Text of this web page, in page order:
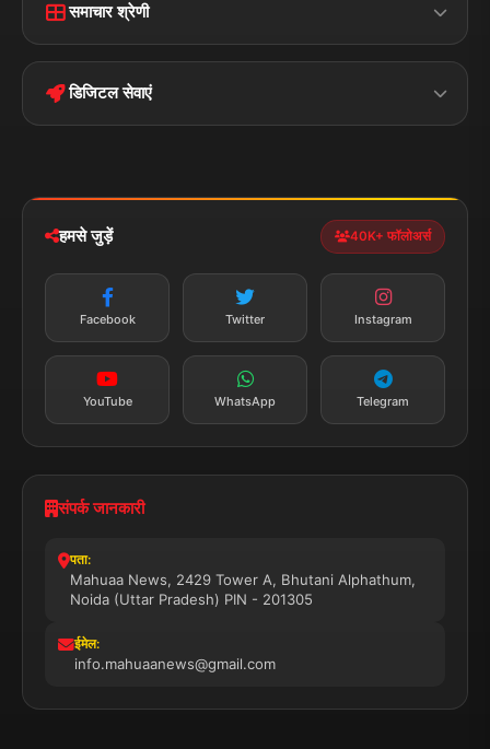
Disclaimer
Terms &
Privacy Policy
समाचार श्रेणी
पॉलिटिकल झारखण्ड
डिजिटल सेवाएं
न्यूज़ अलर्ट
तत्काल अपडेट
सब्सक्राइब करें
हमसे जुड़ें 40K+ फॉलोअर्स
Facebook Twitter Instagram
YouTube WhatsApp Telegram
संपर्क जानकारी
पता:
Mahuaa News, 2429 Tower A, Bhutani Alphathum,
Noida (Uttar Pradesh) PIN - 201305
ईमेल:
info.mahuaanews@gmail.com